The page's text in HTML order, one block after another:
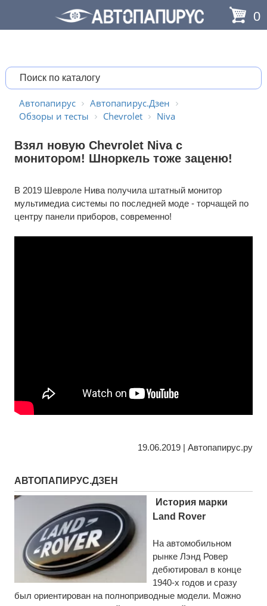
0
Автопапирус
Автопапирус.Дзен
Обзоры и тесты
Chevrolet Niva
Взял новую Chevrolet Niva с
монитором! Шноркель тоже заценю!
В 2019 Шевроле Нива получила штатный монитор
мультимедиа системы по последней моде - торчащей по
центру панели приборов, современно!
19.06.2019 | Автопапирус.ру
АВТОПАПИРУС.ДЗЕН
История марки
Land Rover
На автомобильном
рынке Лэнд Ровер
дебютировал в конце
1940-х годов и сразу
был ориентирован на полноприводные модели. Можно